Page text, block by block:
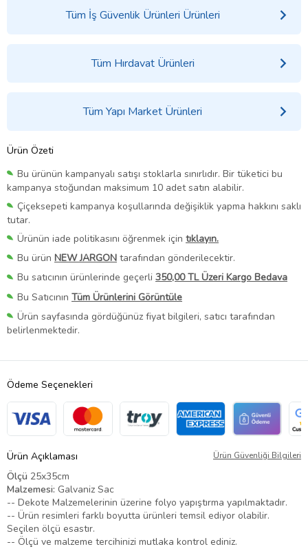
Tüm İş Güvenlik Ürünleri Ürünleri
Tüm Hırdavat Ürünleri
Tüm Yapı Market Ürünleri
Ürün Özeti
Bu ürünün kampanyalı satışı stoklarla sınırlıdır. Bir tüketici bu
kampanya stoğundan maksimum 10 adet satın alabilir.
Çiçeksepeti kampanya koşullarında değişiklik yapma hakkını saklı
tutar.
Ürünün iade politikasını öğrenmek için tıklayın.
Bu ürün NEW JARGON tarafından gönderilecektir.
Bu satıcının ürünlerinde geçerli 350,00 TL Üzeri Kargo Bedava
Bu Satıcının Tüm Ürünlerini Görüntüle
Ürün sayfasında gördüğünüz fiyat bilgileri, satıcı tarafından
belirlenmektedir.
Ödeme Seçenekleri
Ürün Açıklaması Ürün Güvenliği Bilgileri
Ölçü 25x35cm
Malzemesi: Galvaniz Sac
-- Dekote Malzemelerinin üzerine folyo yapıştırma yapılmaktadır.
-- Ürün resimleri farklı boyutta ürünleri temsil ediyor olabilir.
Seçilen ölçü esastır.
-- Ölçü ve malzeme tercihinizi mutlaka kontrol ediniz.